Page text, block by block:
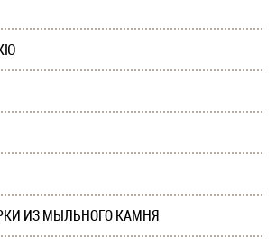
ИЗ МЫЛЬНОГО КАМНЯ